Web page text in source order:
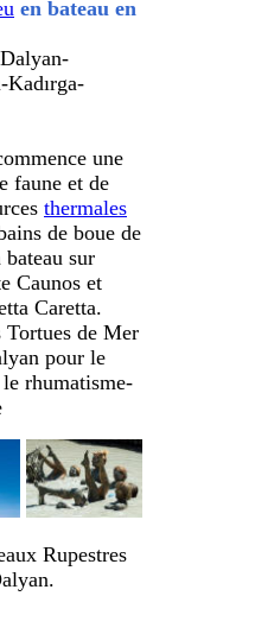
en bateau en
Kadırga-
une
faune et de
thermales
de boue de
sur
Caunos et
Caretta.
de Mer
pour le
rhumatisme-
Rupestres